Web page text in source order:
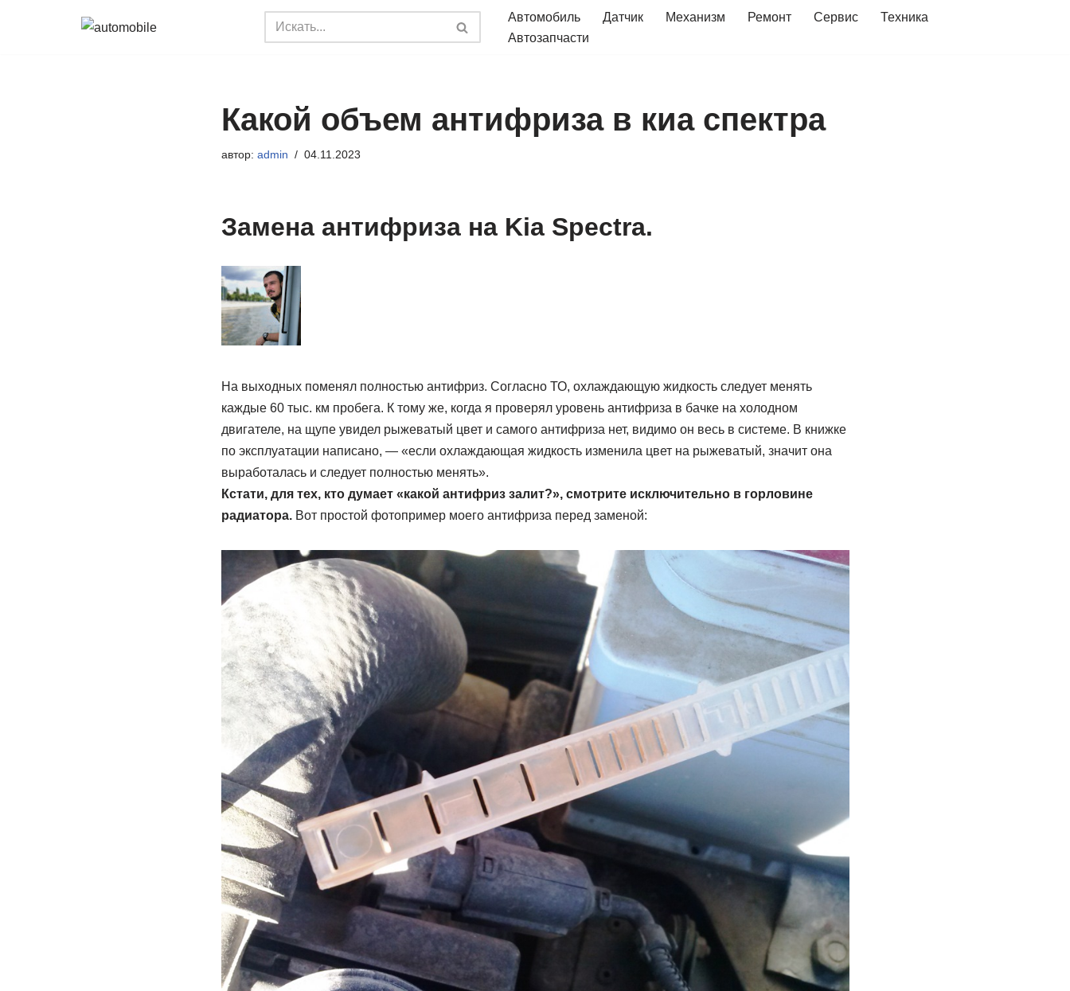
Автомобиль Датчик Механизм Ремонт Сервис
Техника
Автозапчасти
Какой объем антифриза в киа спектра
автор: admin 04.11.2023
Замена антифриза на Kia Spectra.
На выходных поменял полностью антифриз. Согласно ТО, охлаждающую жидкость следует менять
каждые 60 тыс. км пробега. К тому же, когда я проверял уровень антифриза в бачке на холодном
двигателе, на щупе увидел рыжеватый цвет и самого антифриза нет, видимо он весь в системе. В книжке
по эксплуатации написано, — «если охлаждающая жидкость изменила цвет на рыжеватый, значит она
выработалась и следует полностью менять».
Кстати, для тех, кто думает «какой антифриз залит?», смотрите исключительно в горловине
радиатора.Вот простой фотопример моего антифриза перед заменой: